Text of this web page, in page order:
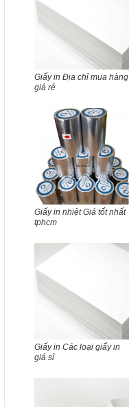
Giấy in Địa chỉ mua hàng
giá rẻ
Giấy in nhiệt Giá tốt nhất
tphcm
Giấy in Các loại giấy in
giá sỉ